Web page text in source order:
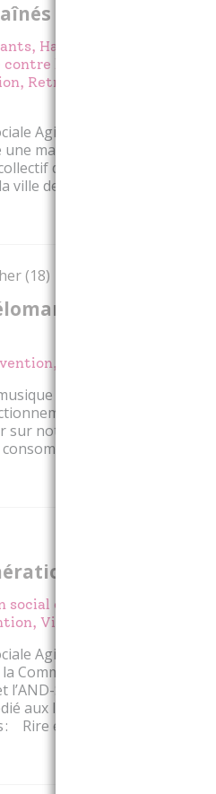
à votre rencontre
Habitat & cadre de vie,
l'isolement, Mémoire,
Retraite, Sommeil, Vieillir
Agirc Arrco Languedoc
matinée rencontre en
des partenaires de la
ville de Bram.
(18)
! Saint-Florent-
Vieillir heureux
a le pouvoir de modifier
du cerveau humain ?
notre cerveau comme un
sans modération !
!
social et lutte contre
Vieillir heureux
Agirc-Arrco Alsace-Moselle,
Communauté de Communes
l’AND-SC2S, organise un temps
aux liens
Rire entre générati...